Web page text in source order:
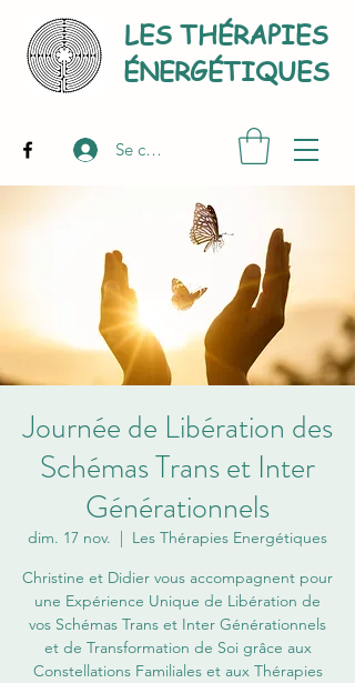
Se connecter
LES THÉRAPIES
ÉNERGÉTIQUES
Journée de Libération des
Schémas Trans et Inter
Générationnels
dim. 17 nov.
Les Thérapies Energétiques
Christine et Didier vous accompagnent pour
une Expérience Unique de Libération de
vos Schémas Trans et Inter Générationnels
et de Transformation de Soi grâce aux
Constellations Familiales et aux Thérapies